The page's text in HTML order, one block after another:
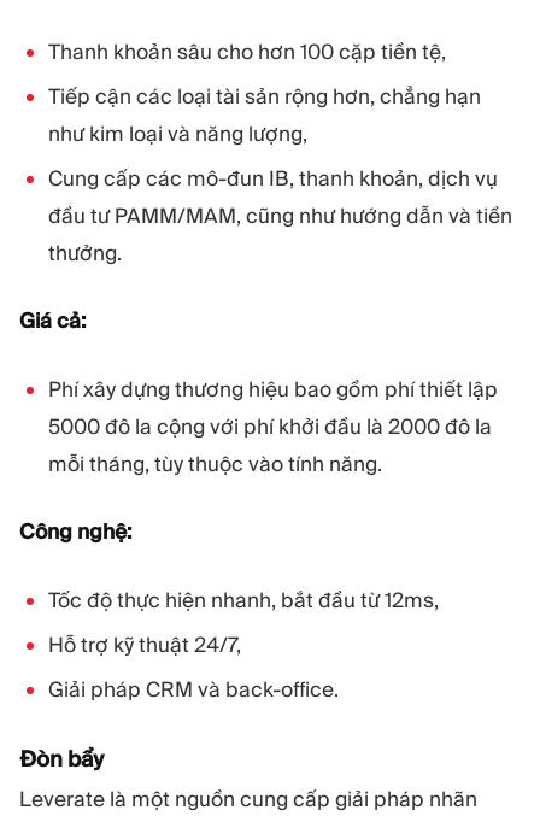
Thanh khoản sâu cho hơn 100 cặp tiền tệ,
Tiếp cận các loại tài sản rộng hơn, chẳng hạn
như kim loại và năng lượng,
Cung cấp các mô-đun IB, thanh khoản, dịch vụ
đầu tư PAMM/MAM, cũng như hướng dẫn và tiền
thưởng.
Giá cả:
Phí xây dựng thương hiệu bao gồm phí thiết lập
5000 đô la cộng với phí khởi đầu là 2000 đô la
mỗi tháng, tùy thuộc vào tính năng.
Công nghệ:
Tốc độ thực hiện nhanh, bắt đầu từ 12ms,
Hỗ trợ kỹ thuật 24/7,
Giải pháp CRM và back-office.
Đòn bẩy
Leverate là một nguồn cung cấp giải pháp nhãn